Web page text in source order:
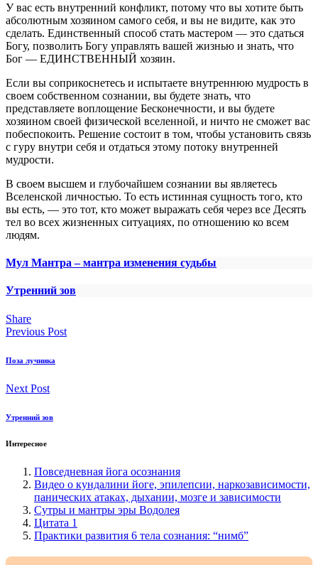
У вас есть внутренний конфликт, потому что вы хотите быть
абсолютным хозяином самого себя, и вы не видите, как это
сделать. Единственный способ стать мастером — это сдаться
Богу, позволить Богу управлять вашей жизнью и знать, что
Бог — ЕДИНСТВЕННЫЙ хозяин.
Если вы соприкоснетесь и испытаете внутреннюю мудрость в
своем собственном сознании, вы будете знать, что
представляете воплощение Бесконечности, и вы будете
хозяином своей физической вселенной, и ничто не сможет вас
побеспокоить. Решение состоит в том, чтобы установить связь
с гуру внутри себя и отдаться этому потоку внутренней
мудрости.
В своем высшем и глубочайшем сознании вы являетесь
Вселенской личностью. То есть истинная сущность того, кто
вы есть, — это тот, кто может выражать себя через все Десять
тел во всех жизненных ситуациях, по отношению ко всем
людям.
Мул Мантра – мантра изменения судьбы
Утренний зов
Share
Previous Post
Поза лучника
Next Post
Утренний зов
Интересное
Повседневная йога осознания
Видео о кундалини йоге, эпилепсии, наркозависимости,
панических атаках, дыхании, мозге и зависимости
Сутры и мантры эры Водолея
Цитата 1
Практики развития 6 тела сознания: “нимб”